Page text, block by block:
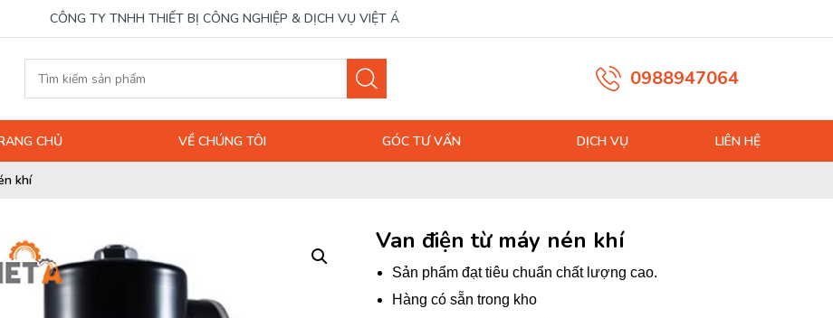
CÔNG TY TNHH THIẾT BỊ CÔNG NGHIỆP & DỊCH VỤ VIỆT Á
0988947064
CHỦ VỀ CHÚNG TÔI GÓC TƯ VẤN DỊCH VỤ LIÊN HỆ
khí
Van điện từ máy nén khí
Sản phẩm đạt tiêu chuẩn chất lượng cao.
Hàng có sẵn trong kho